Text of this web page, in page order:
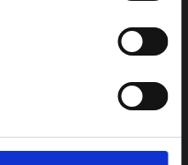
المفاهيم الخاطئة
اللقاحات
كما أن المفاهيم الخاطئة حول
المخاوف المحددة ينشأ من حادث
سن 10 سنوات أيضًا لقاح شلل الأطفال الفموي.
الأطفال في منطقة باداهر في منطقة